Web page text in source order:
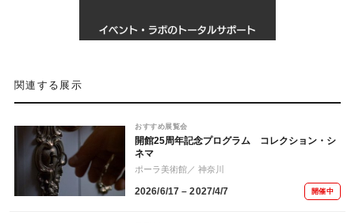
関連する展示
おすすめ展覧会
開館25周年記念プログラム コレクション・シ
ネマ
ポーラ美術館 ／ 神奈川
2026/6/17 – 2027/4/7 開催中